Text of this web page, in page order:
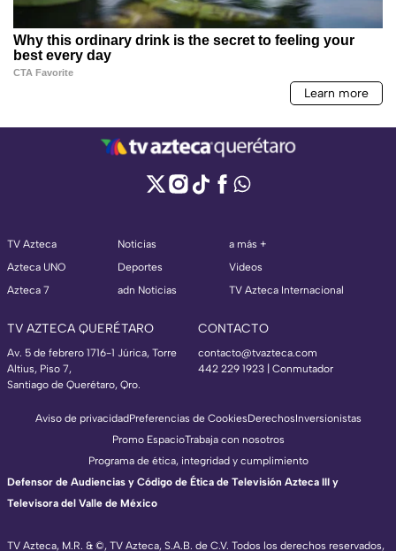
TV Azteca
Azteca UNO
Azteca 7
Noticias
Deportes
adn Noticias
a más +
Videos
TV Azteca Internacional
TV AZTECA QUERÉTARO
Av. 5 de febrero 1716-1 Júrica, Torre
Altius, Piso 7,
Santiago de Querétaro, Qro.
CONTACTO
contacto@tvazteca.com
442 229 1923 | Conmutador
TV Azteca, M.R. & ©, TV Azteca, S.A.B. de C.V. Todos los derechos reservados,
Aviso de privacidadPreferencias de CookiesDerechosInversionistas
Promo EspacioTrabaja con nosotros
Programa de ética, integridad y cumplimiento
Defensor de Audiencias y Código de Ética de Televisión Azteca III y
Televisora del Valle de México